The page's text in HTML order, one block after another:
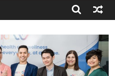
หมายเป็นประธาน เปิดงาน
2026เดินหน้าขับเคลื่อน